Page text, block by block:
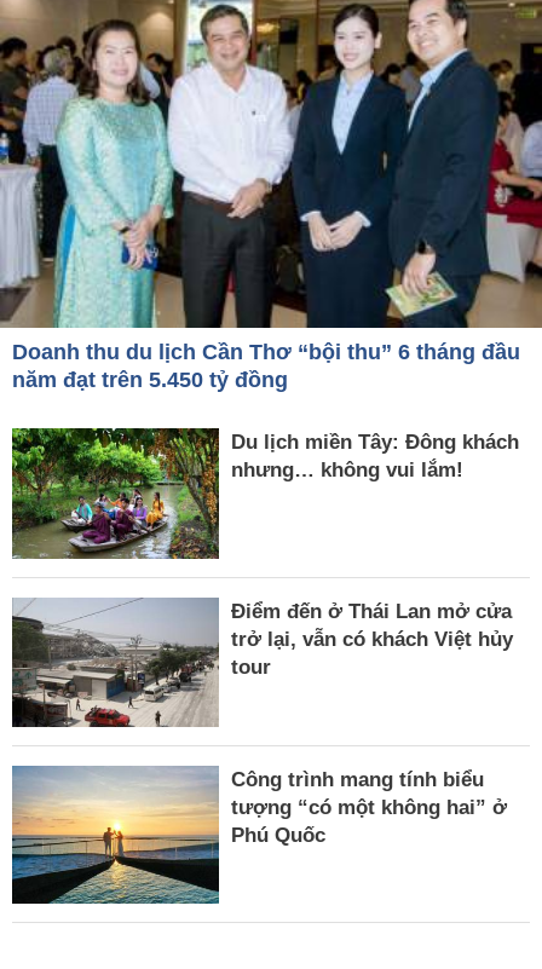
Doanh thu du lịch Cần Thơ “bội thu” 6 tháng đầu
năm đạt trên 5.450 tỷ đồng
Du lịch miền Tây: Đông khách
nhưng… không vui lắm!
Điểm đến ở Thái Lan mở cửa
trở lại, vẫn có khách Việt hủy
tour
Công trình mang tính biểu
tượng “có một không hai” ở
Phú Quốc